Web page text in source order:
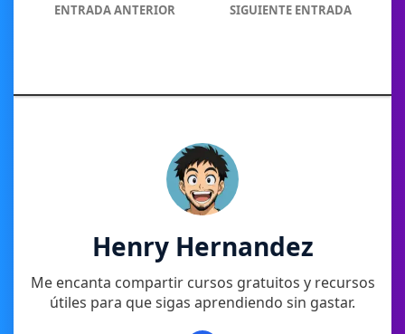
ENTRADA ANTERIOR SIGUIENTE ENTRADA
Henry Hernandez
Me encanta compartir cursos gratuitos y recursos
útiles para que sigas aprendiendo sin gastar.